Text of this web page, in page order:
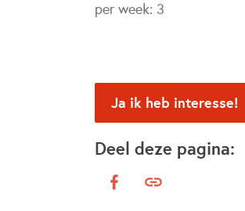
per week: 3
Ja ik heb interesse!
Deel deze pagina: